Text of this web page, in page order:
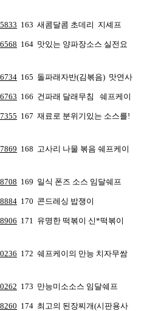
163 새콤달콤 초데리 지셰프
164 맛있는 양파장소스 실전요
165 돌파래자반(김볶음) 맛연사
166 건파래 달래무침 쉐프케이
167 재료로 분위기있는 소스를!
168 고사리 나물 볶음 쉐프케이
169 일식 폰즈 소스 임달쉐프
170 콘드레싱 밥쟁이
171 유명한 떡볶이 신*떡볶이
172 쉐프케이의 만능 치자무쌈
173 만능미소소스 임달쉐프
174 최고의 된장찌개(시판용사